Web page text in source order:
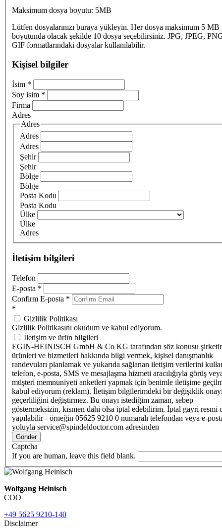
Maksimum dosya boyutu: 5MB
Lütfen dosyalarınızı buraya yükleyin. Her dosya maksimum 5 MB
boyutunda olacak şekilde 10 dosya seçebilirsiniz. JPG, JPEG,
GIF formatlarındaki dosyalar kullanılabilir.
Kişisel bilgiler
İsim *
Soy isim *
Firma
Adres
Adres
Adres
Adres
Şehir
Şehir
Bölge
Bölge
Posta Kodu
Posta Kodu
Ülke
Ülke
Adres
İletişim bilgileri
Telefon
E-posta *
Confirm E-posta *
*
Gizlilik Politikası
Gizlilik Politikasını okudum ve kabul ediyorum.
İletişim ve ürün bilgileri
EGIN-HEINISCH GmbH & Co KG tarafından söz konusu
ürünleri ve hizmetleri hakkında bilgi vermek, kişisel danışmanlık
randevuları planlamak ve yukarıda sağlanan iletişim verilerini
telefon, e-posta, SMS ve mesajlaşma hizmeti aracılığıyla görüş
müşteri memnuniyeti anketleri yapmak için benimle iletişime
kabul ediyorum (reklam). İletişim bilgilerimdeki bir değişiklik
geçerliliğini değiştirmez. Bu onayı istediğim zaman, sebep
göstermeksizin, kısmen dahi olsa iptal edebilirim. İptal gayri resmi
yapılabilir - örneğin 05625 9210 0 numaralı telefondan veya e-
yoluyla service@spindeldoctor.com adresinden
Gönder
Captcha
If you are human, leave this field blank.
Wolfgang Heinisch
COO
+49 5625 9210-140
Disclaimer